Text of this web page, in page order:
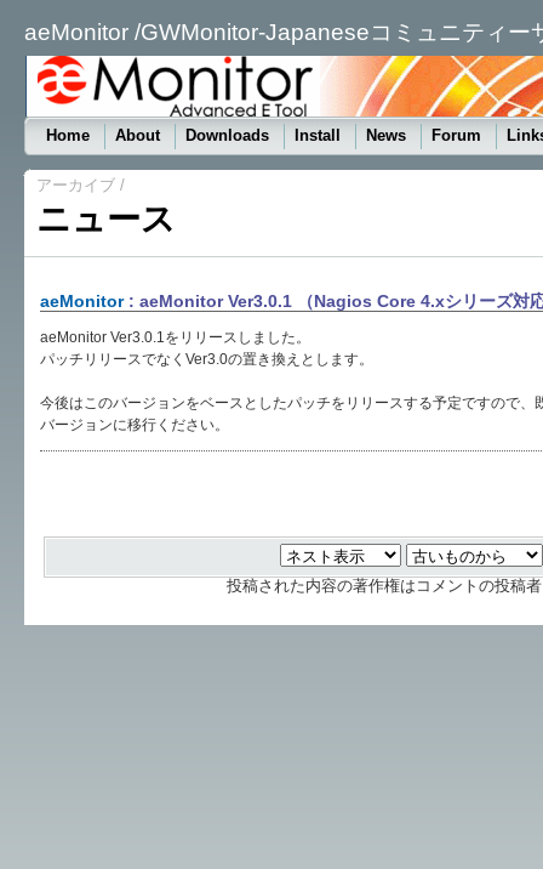
aeMonitor /GWMonitor-Japaneseコミュニティー
Home About Downloads Install News Forum
アーカイブ/
ニュース
aeMonitor: aeMonitor Ver3.0.1 （Nagios Core 4.xシリーズ対
aeMonitor Ver3.0.1をリリースしました。
パッチリリースでなくVer3.0の置き換えとします。
今後はこのバージョンをベースとしたパッチをリリースする予定ですので
バージョンに移行ください。
投稿された内容の著作権はコメントの投稿